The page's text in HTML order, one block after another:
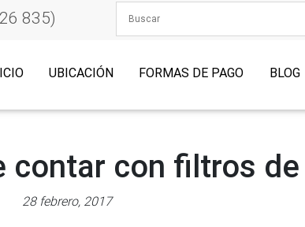
835)
UBICACIÓN FORMAS DE PAGO BLOG
contar con filtros de
28 febrero, 2017